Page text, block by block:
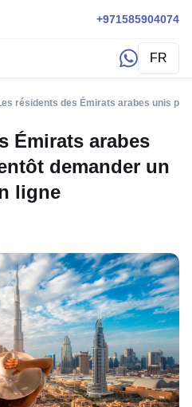
+971585904074
FR
résidents des Émirats arabes unis
Émirats arabes
demander un
ligne